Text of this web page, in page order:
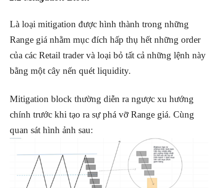
Là loại mitigation được hình thành trong những
Range giá nhằm mục đích hấp thụ hết những order
của các Retail trader và loại bỏ tất cả những lệnh này
bằng một cây nến quét liquidity.
Mitigation block thường diễn ra ngược xu hướng
chính trước khi tạo ra sự phá vỡ Range giá. Cùng
quan sát hình ảnh sau: